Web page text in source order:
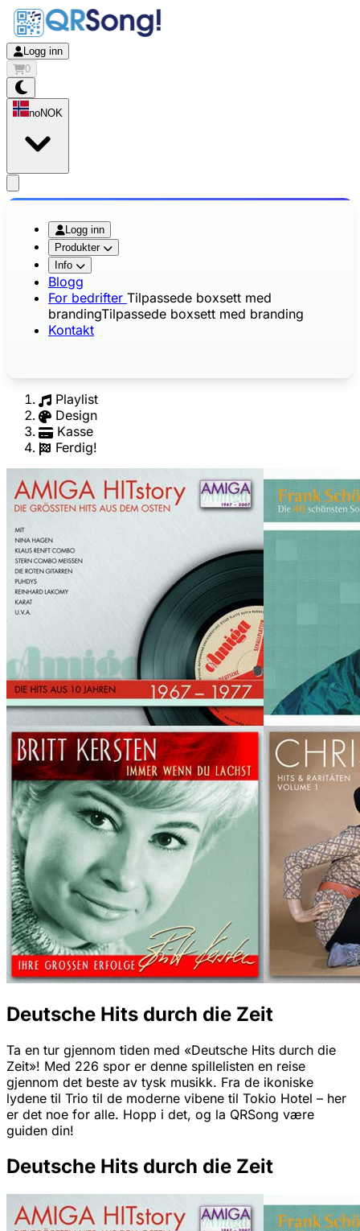
Logg inn
0
noNOK
Logg inn
Produkter
Info
Blogg
For bedrifter Tilpassede boxsett med
brandingTilpassede boxsett med branding
Kontakt
Playlist
Design
Kasse
Ferdig!
Deutsche Hits durch die Zeit
Ta en tur gjennom tiden med «Deutsche Hits durch die
Zeit»! Med 226 spor er denne spillelisten en reise
gjennom det beste av tysk musikk. Fra de ikoniske
lydene til Trio til de moderne vibene til Tokio Hotel – her
er det noe for alle. Hopp i det, og la QRSong være
guiden din!
Deutsche Hits durch die Zeit